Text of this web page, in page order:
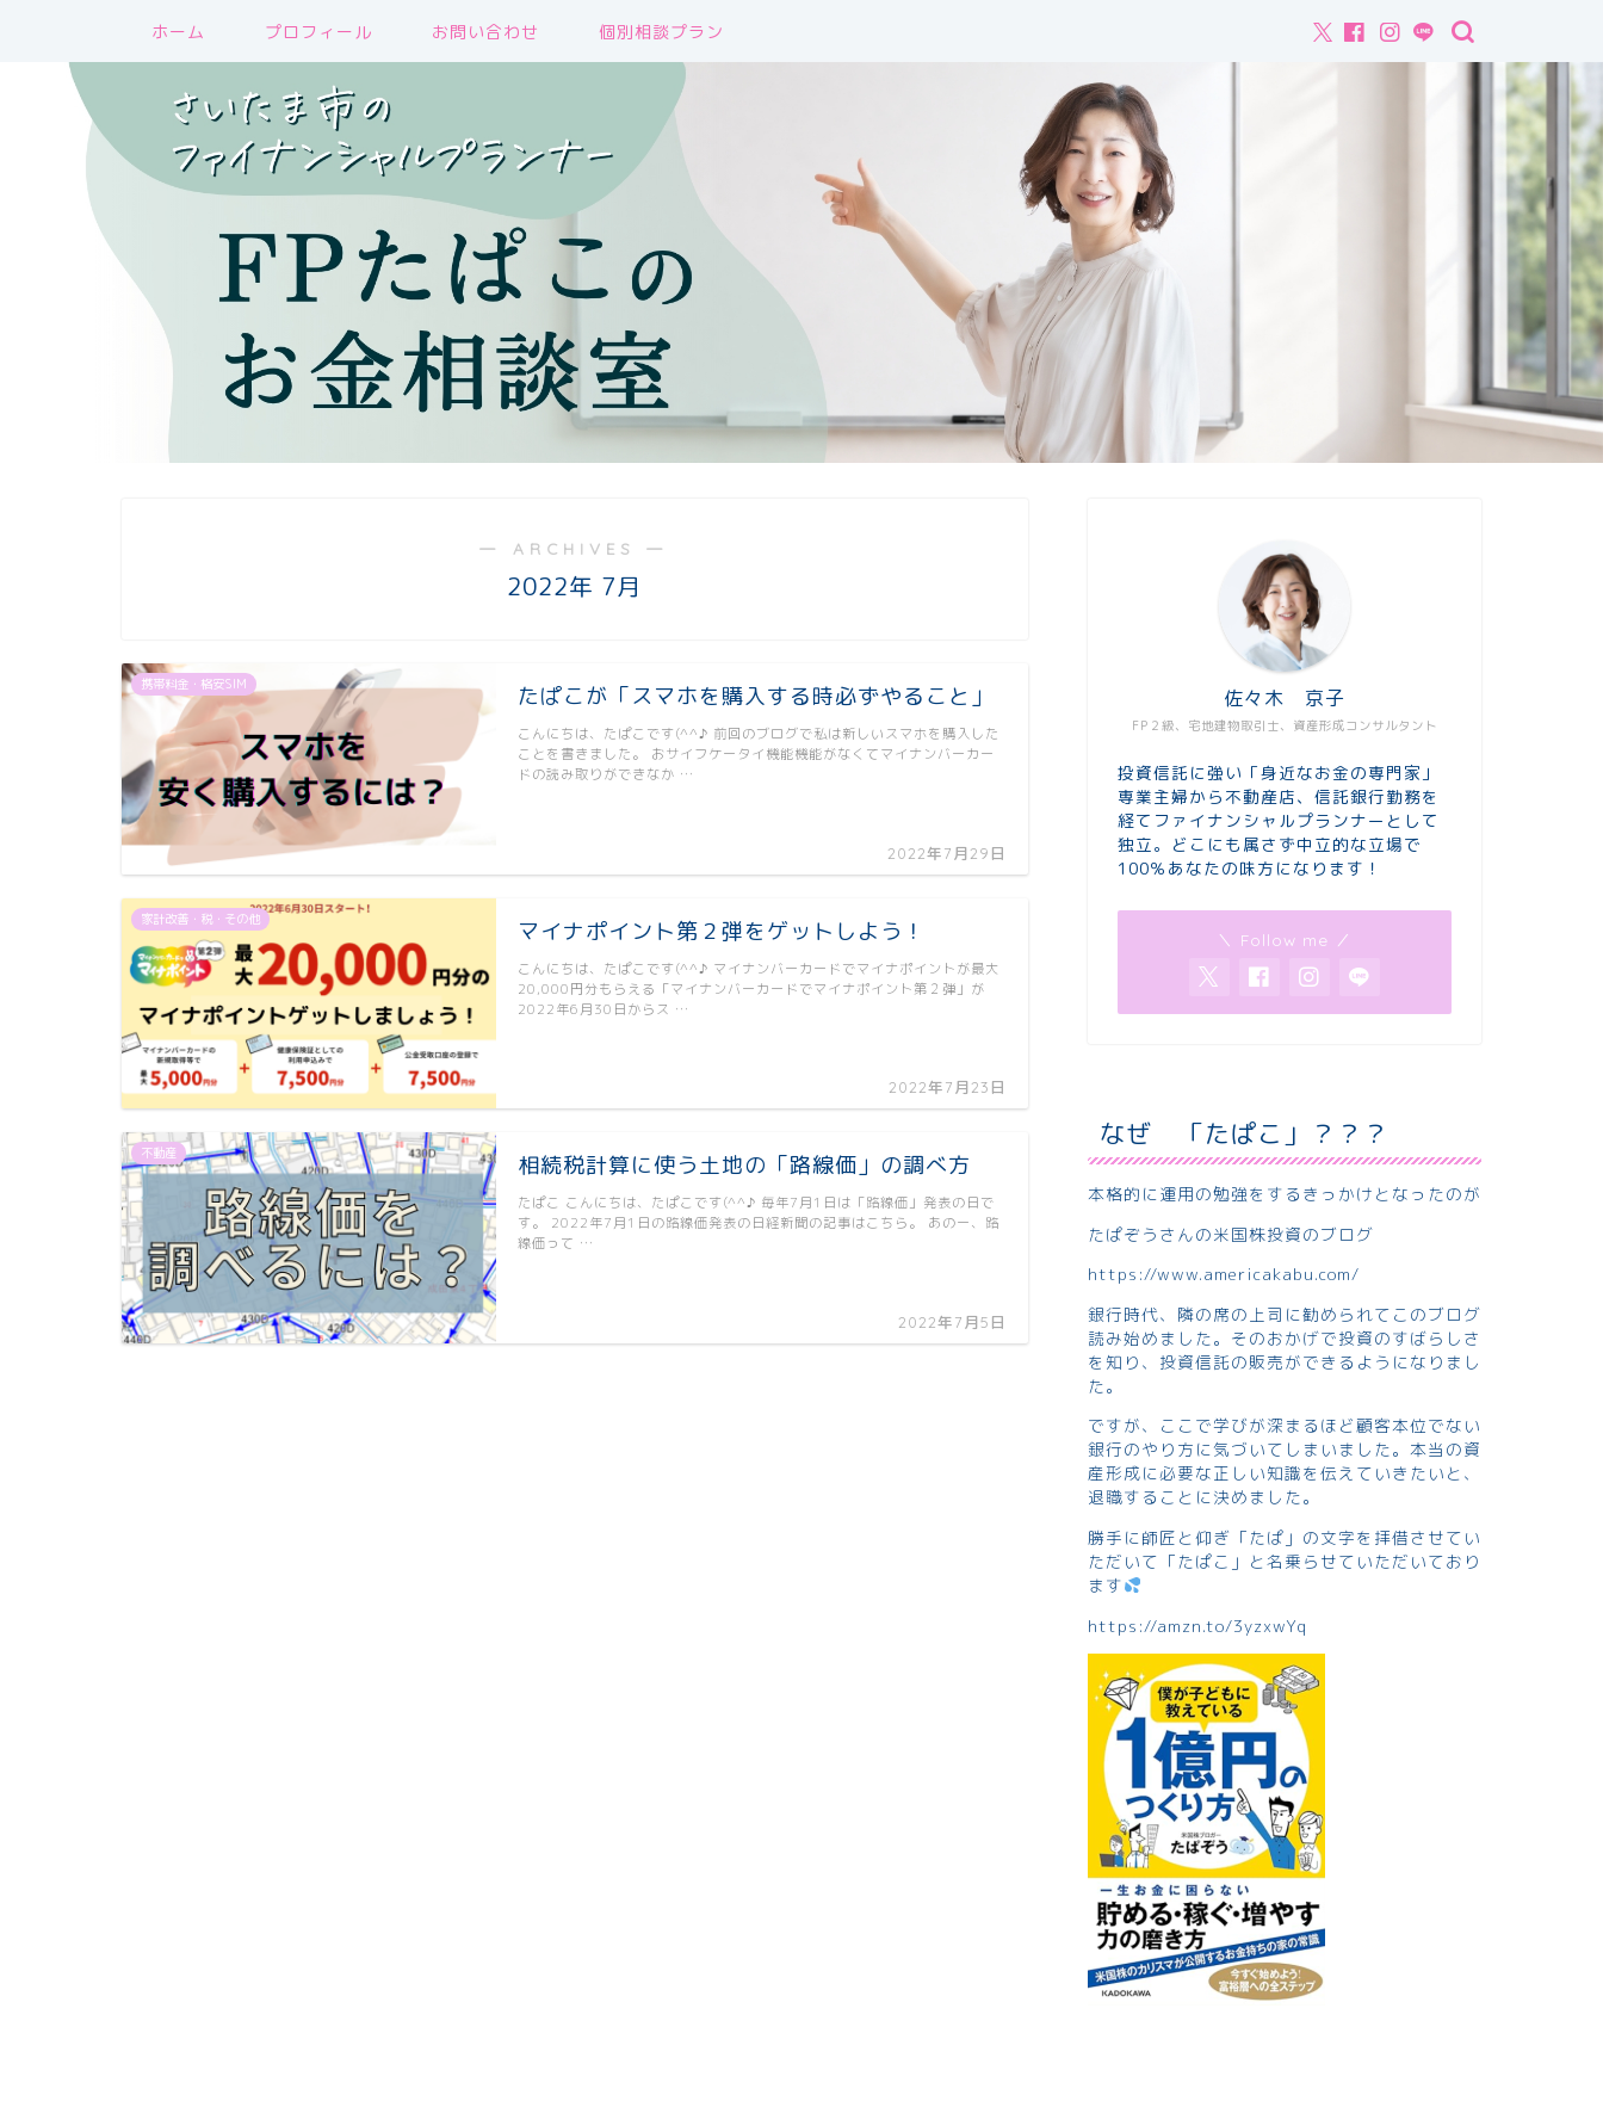
ホーム プロフィール お問い合わせ 個別相談プラン
― ARCHIVES ―
2022年 7月
携帯料金・格安SIM たぱこが「スマホを購入する時必ずやること」
2022年7月29日
こんにちは、たぱこです(^^♪ 前回のブログで私は新しいスマホを購入した
ことを書きました。 おサイフケータイ機能機能がなくてマイナンバーカー
ドの読み取りができなか …
家計改善・税・その他 マイナポイント第２弾をゲットしよう！
2022年7月23日
こんにちは、たぱこです(^^♪ マイナンバーカードでマイナポイントが最大
20,000円分もらえる「マイナンバーカードでマイナポイント第２弾」が
2022年6月30日からス …
不動産 相続税計算に使う土地の「路線価」の調べ方
2022年7月5日
たぱこ こんにちは、たぱこです(^^♪ 毎年7月1日は「路線価」発表の日で
す。 2022年7月1日の路線価発表の日経新聞の記事はこちら。 あのー、路
線価って …
FP２級、宅地建物取引士、資産形成コンサルタント
佐々木 京子
投資信託に強い「身近なお金の専門家」
専業主婦から不動産店、信託銀行勤務を
経てファイナンシャルプランナーとして
独立。どこにも属さず中立的な立場で
100％あなたの味方になります！
＼ Follow me ／
なぜ 「たぱこ」？？？
本格的に運用の勉強をするきっかけとなったのが
たぱぞうさんの米国株投資のブログ
https://www.americakabu.com/
銀行時代、隣の席の上司に勧められてこのブログ
読み始めました。そのおかげで投資のすばらしさ
を知り、投資信託の販売ができるようになりまし
た。
ですが、ここで学びが深まるほど顧客本位でない
銀行のやり方に気づいてしまいました。本当の資
産形成に必要な正しい知識を伝えていきたいと、
退職することに決めました。
勝手に師匠と仰ぎ「たぱ」の文字を拝借させてい
ただいて「たぱこ」と名乗らせていただいており
ます
https://amzn.to/3yzxwYq